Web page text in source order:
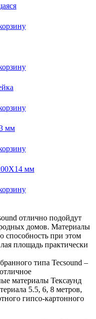
мм
мм
отлично подойдут
домов. Материалы
при этом
площадь практически
типа Tecsound –
материалы Тексаунд
5.5, 6, 8 метров,
гипсо-картонного